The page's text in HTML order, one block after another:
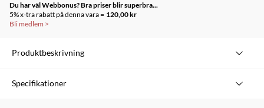
Du har väl Webbonus? Bra priser blir superbra...
5% x-tra rabatt på denna vara = 120,00 kr
Bli medlem >
Produktbeskrivning
Längd 520/1600 mm. Satsen innehåller fixerhylsa,
Specifikationer